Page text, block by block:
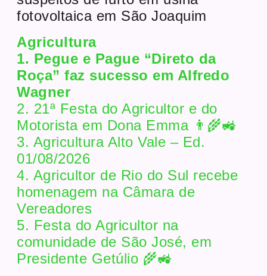
fotovoltaica em São Joaquim
Agricultura
1. Pegue e Pague “Direto da
Roça” faz sucesso em Alfredo
Wagner
2. 21ª Festa do Agricultor e do
Motorista em Dona Emma 👨‍🌾🚜
3. Agricultura Alto Vale – Ed.
01/08/2026
4. Agricultor de Rio do Sul recebe
homenagem na Câmara de
Vereadores
5. Festa do Agricultor na
comunidade de São José, em
Presidente Getúlio 🌾🚜